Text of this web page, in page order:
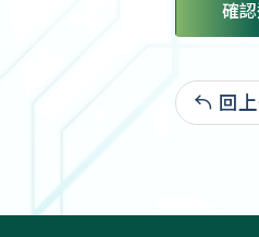
確
回